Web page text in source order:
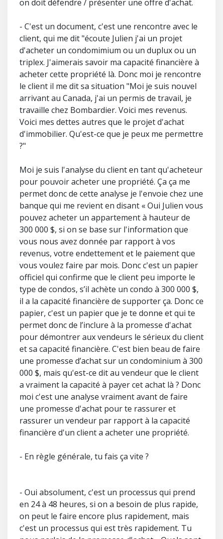
on doit défendre / présenter une offre d'achat.
- C'est un document, c'est une rencontre avec le
client, qui me dit "écoute Julien j'ai un projet
d'acheter un condomimium ou un duplux ou un
triplex. J'aimerais savoir ma capacité financière à
acheter cette propriété là. Donc moi je rencontre
le client il me dit sa situation "Moi je suis nouvel
arrivant au Canada, j'ai un permis de travail, je
travaille chez Bombardier. Voici mes revenus.
Voici mes dettes autres que le projet d'achat
d'immobilier. Qu'est-ce que je peux me permettre
?"
Moi je suis l'analyse du client en tant qu'acheteur
pour pouvoir acheter une propriété. Ça ça me
permet donc de cette analyse je l'envoie chez une
banque qui me revient en disant « Oui Julien vous
pouvez acheter un appartement à hauteur de
300 000 $, si on se base sur l'information que
vous nous avez donnée par rapport à vos
revenus, votre endettement et le paiement que
vous voulez faire par mois. Donc c'est un papier
officiel qui confirme que le client peu importe le
type de condos, s’il achète un condo à 300 000 $,
il a la capacité financière de supporter ça. Donc ce
papier, c'est un papier que je te donne et qui te
permet donc de l’inclure à la promesse d'achat
pour démontrer aux vendeurs le sérieux du client
et sa capacité financière. C'est bien beau de faire
une promesse d’achat sur un condominium à 300
000 $, mais qu'est-ce dit au vendeur que le client
a vraiment la capacité à payer cet achat là ? Donc
moi c'est une analyse vraiment avant de faire
une promesse d'achat pour te rassurer et
rassurer un vendeur par rapport à la capacité
financière d'un client a acheter une propriété.
- En règle générale, tu fais ça vite ?
- Oui absolument, c'est un processus qui prend
en 24 à 48 heures, si on a besoin de plus rapide,
on peut le faire encore plus rapidement, mais
c'est un processus qui est très rapidement. Tu